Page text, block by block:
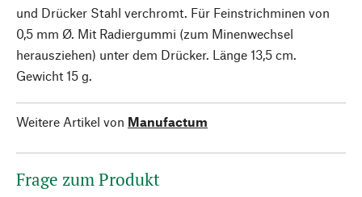
und Drücker Stahl verchromt. Für Feinstrichminen von
0,5 mm Ø. Mit Radiergummi (zum Minenwechsel
herausziehen) unter dem Drücker. Länge 13,5 cm.
Gewicht 15 g.
Weitere Artikel von Manufactum
Frage zum Produkt